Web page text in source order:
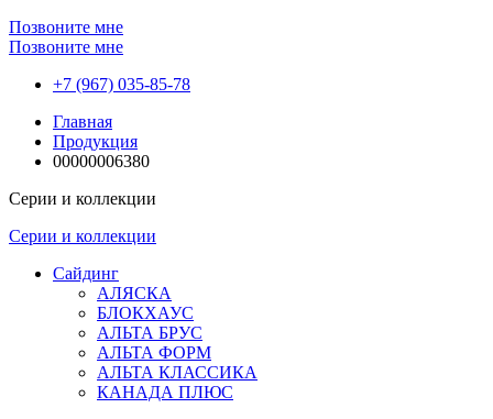
Позвоните мне
Позвоните мне
+7 (967) 035-85-78
Главная
Продукция
00000006380
Серии и коллекции
Серии и коллекции
Сайдинг
АЛЯСКА
БЛОКХАУС
АЛЬТА БРУС
АЛЬТА ФОРМ
АЛЬТА КЛАССИКА
КАНАДА ПЛЮС